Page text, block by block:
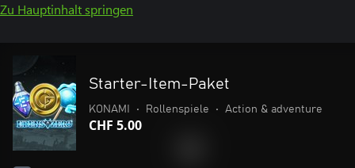
Zu Hauptinhalt springen
Starter-Item-Paket
KONAMI • Rollenspiele • Action & adventure
CHF 5.00